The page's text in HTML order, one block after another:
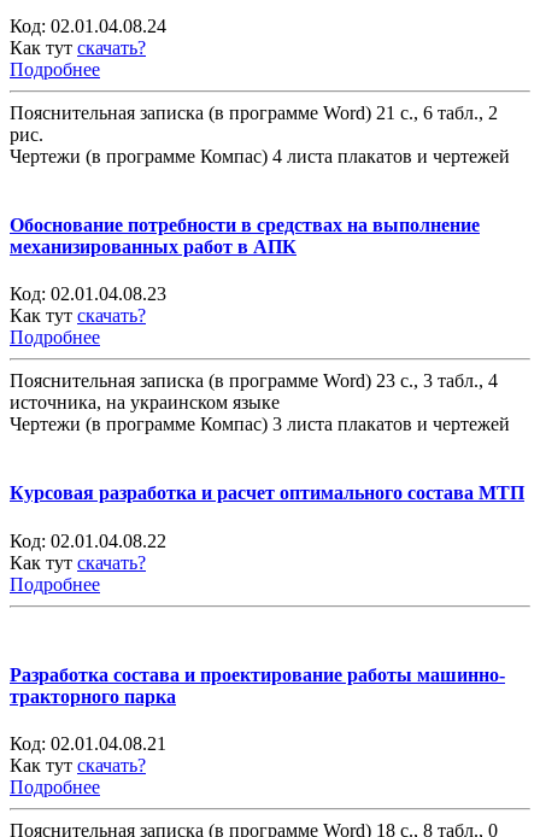
Код: 02.01.04.08.24
Как тут скачать?
Подробнее
Пояснительная записка (в программе Word) 21 с., 6 табл., 2
рис.
Чертежи (в программе Компас) 4 листа плакатов и чертежей
Обоснование потребности в средствах на выполнение
механизированных работ в АПК
Код: 02.01.04.08.23
Как тут скачать?
Подробнее
Пояснительная записка (в программе Word) 23 с., 3 табл., 4
источника, на украинском языке
Чертежи (в программе Компас) 3 листа плакатов и чертежей
Курсовая разработка и расчет оптимального состава МТП
Код: 02.01.04.08.22
Как тут скачать?
Подробнее
Разработка состава и проектирование работы машинно-
тракторного парка
Код: 02.01.04.08.21
Как тут скачать?
Подробнее
Пояснительная записка (в программе Word) 18 с., 8 табл., 0